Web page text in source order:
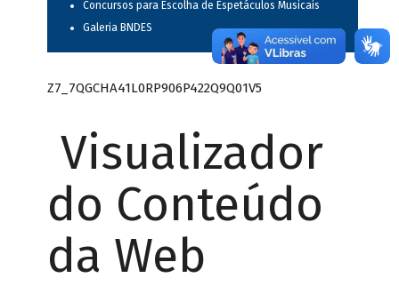
Concursos para Escolha de Espetáculos Musicais
Galeria BNDES
Z7_7QGCHA41L0RP906P422Q9Q01V5
Visualizador
do Conteúdo
da Web